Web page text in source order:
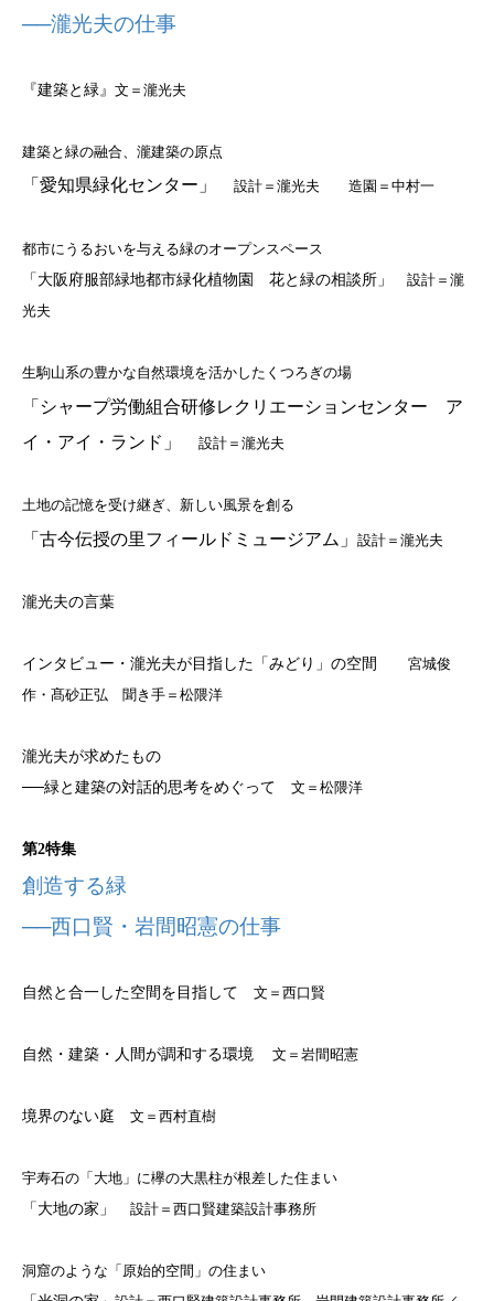
──瀧光夫の仕事
『建築と緑』 文＝瀧光夫
建築と緑の融合、瀧建築の原点
「愛知県緑化センター」 設計＝瀧光夫 造園＝中村一
都市にうるおいを与える緑のオープンスペース
「大阪府服部緑地都市緑化植物園 花と緑の相談所」
設計＝瀧
光夫
生駒山系の豊かな自然環境を活かしたくつろぎの場
「シャープ労働組合研修レクリエーションセンター ア
イ・アイ・ランド」
設計＝瀧光夫
土地の記憶を受け継ぎ、新しい風景を創る
「古今伝授の里フィールドミュージアム」 設計＝瀧光夫
瀧光夫の言葉
インタビュー・瀧光夫が目指した「みどり」の空間 宮城俊
作・髙砂正弘 聞き手＝松隈洋
瀧光夫が求めたもの
──緑と建築の対話的思考をめぐって 文＝松隈洋
第2特集
創造する緑
──西口賢・岩間昭憲の仕事
自然と合一した空間を目指して 文＝西口賢
自然・建築・人間が調和する環境 文＝岩間昭憲
境界のない庭 文＝西村直樹
宇寿石の「大地」に欅の大黒柱が根差した住まい
「大地の家」 設計＝西口賢建築設計事務所
洞窟のような「原始的空間」の住まい